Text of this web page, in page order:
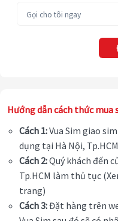
Hướng dẫn cách thức mua
Cách 1:Vua Sim giao
dụng tại Hà Nội,
Cách 2:Quý khách đến
Tp.HCM làm thủ tục
trang)
Cách 3:Đặt hàng trên